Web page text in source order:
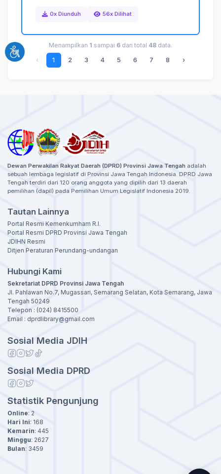
0x Diunduh 56x Dilihat
Menampilkan 1 sampai 6 dari total 48 data.
‹ 1 2 3 4 5 6 7 8 ›
Dewan Perwakilan Rakyat Daerah (DPRD) Provinsi Jawa Tengah adalah
sebuah lembaga legislatif di Provinsi Jawa Tengah Indonesia. DPRD Jawa
Tengah terdiri dari 120 orang anggota yang dipilih dari 13 daerah
pemilihan (dapil) pada Pemilihan Umum Legislatif Indonesia 2019.
Tautan Lainnya
Portal Resmi Kemenkumham R.I.
Portal Resmi DPRD Provinsi Jawa Tengah
JDIHN Resmi
Ditjen Peraturan Perundang-undangan
Hubungi Kami
Sekretariat DPRD Provinsi Jawa Tengah
Jl. Pahlawan No.7, Mugassari, Semarang Selatan, Kota Semarang, Jawa
Tengah 50249
Telepon : (024) 8415500
Email : dprdlibrary@gmail.com
Sosial Media JDIH
Sosial Media DPRD
Statistik Pengunjung
Online: 2
Hari Ini: 168
Kemarin: 445
Minggu: 2627
Bulan: 3459